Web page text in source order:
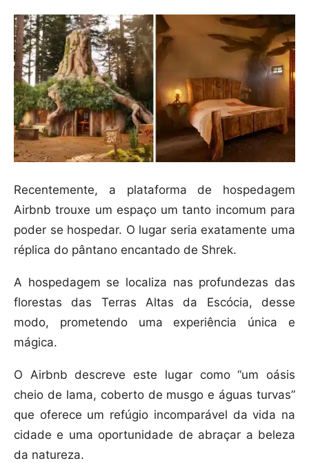
Recentemente, a plataforma de hospedagem
Airbnb trouxe um espaço um tanto incomum para
poder se hospedar. O lugar seria exatamente uma
réplica do pântano encantado de Shrek.
A hospedagem se localiza nas profundezas das
florestas das Terras Altas da Escócia, desse
modo, prometendo uma experiência única e
mágica.
O Airbnb descreve este lugar como “um oásis
cheio de lama, coberto de musgo e águas turvas”
que oferece um refúgio incomparável da vida na
cidade e uma oportunidade de abraçar a beleza
da natureza.